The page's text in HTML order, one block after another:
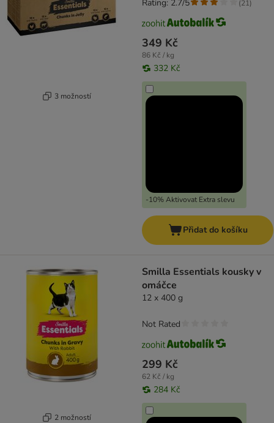
3 možností
349 Kč
86 Kč / kg
332 Kč
-10% Aktivovat Extra slevu
Rating: 2.7/5 (21)
Přidat do košíku
2 možností
Smilla Essentials kousky v
omáčce
12 x 400 g
299 Kč
62 Kč / kg
284 Kč
Not Rated